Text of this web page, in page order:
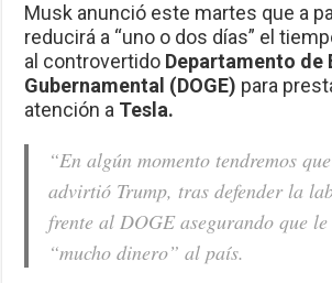
Musk anunció este martes que a
reducirá a “uno o dos días” el
al controvertido Departamento de
Gubernamental (DOGE) para
atención a Tesla.
“En algún momento tendremos
advirtió Trump, tras defender la
frente al DOGE asegurando que
“mucho dinero” al país.